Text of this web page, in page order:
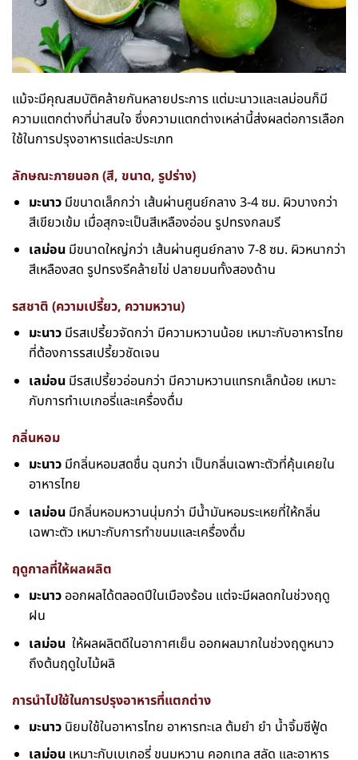
แม้จะมีคุณสมบัติคล้ายกันหลายประการ แต่มะนาวและเลม่อนก็มี
ความแตกต่างที่น่าสนใจ ซึ่งความแตกต่างเหล่านี้ส่งผลต่อการเลือก
ใช้ในการปรุงอาหารแต่ละประเภท
ลักษณะภายนอก (สี, ขนาด, รูปร่าง)
มะนาว มีขนาดเล็กกว่า เส้นผ่านศูนย์กลาง 3-4 ซม. ผิวบางกว่า
สีเขียวเข้ม เมื่อสุกจะเป็นสีเหลืองอ่อน รูปทรงกลมรี
เลม่อน มีขนาดใหญ่กว่า เส้นผ่านศูนย์กลาง 7-8 ซม. ผิวหนากว่า
สีเหลืองสด รูปทรงรีคล้ายไข่ ปลายมนทั้งสองด้าน
รสชาติ (ความเปรี้ยว, ความหวาน)
มะนาว มีรสเปรี้ยวจัดกว่า มีความหวานน้อย เหมาะกับอาหารไทย
ที่ต้องการรสเปรี้ยวชัดเจน
เลม่อน มีรสเปรี้ยวอ่อนกว่า มีความหวานแทรกเล็กน้อย เหมาะ
กับการทำเบเกอรี่และเครื่องดื่ม
กลิ่นหอม
มะนาว มีกลิ่นหอมสดชื่น ฉุนกว่า เป็นกลิ่นเฉพาะตัวที่คุ้นเคยใน
อาหารไทย
เลม่อน มีกลิ่นหอมหวานนุ่มกว่า มีน้ำมันหอมระเหยที่ให้กลิ่น
เฉพาะตัว เหมาะกับการทำขนมและเครื่องดื่ม
ฤดูกาลที่ให้ผลผลิต
มะนาว ออกผลได้ตลอดปีในเมืองร้อน แต่จะมีผลดกในช่วงฤดู
ฝน
เลม่อน ให้ผลผลิตดีในอากาศเย็น ออกผลมากในช่วงฤดูหนาว
ถึงต้นฤดูใบไม้ผลิ
การนำไปใช้ในการปรุงอาหารที่แตกต่าง
มะนาว นิยมใช้ในอาหารไทย อาหารทะเล ต้มยำ ยำ น้ำจิ้มซีฟู้ด
เลม่อน เหมาะกับเบเกอรี่ ขนมหวาน คอกเทล สลัด และอาหาร